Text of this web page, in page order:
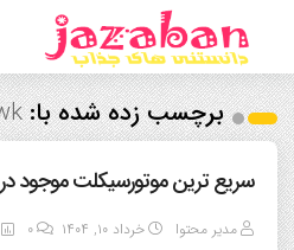
برچسب زده شده با:
سریع ترین موتورسیکلت موجود در
مدیر محتوا خرداد ۱۰, ۱۴۰۴ 0